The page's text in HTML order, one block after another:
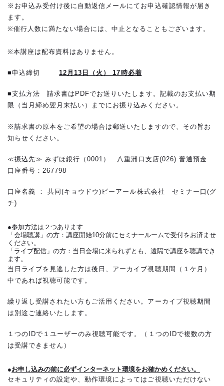
※お申込み受付け後に自動返信メールにてお申込確認情報が届き
ます。
※催行人数に満たない場合には、中止となることもございます。
※本講座は配布資料はありません。
■申込締切12月13日（火） 17時必着
■支払方法 請求書はPDFでお送りいたします。記載のお支払い期
限（当月締め翌月末払い）までにお振り込みください。
※請求書の原本をご希望の場合は郵送いたしますので、その旨お
知らせください。
≪振込先≫ みずほ銀行（0001） 八重洲口支店(026) 普通預金
口座番号：267798
口座名義 ： 共同(キョウドウ)ピーアール株式会社 セミナー口(グ
チ)
●参加方法は２つあります
「会場聴講」の方：講座開始10分前にセミナールームで受付をお済ませ
ください。
「ライブ配信」の方：当日会場に来られずとも、遠隔で講座を聴講でき
ます。
当日ライブを見逃した方は後日、アーカイブ視聴期間（１ケ月）
中であれば視聴可能です。
繰り返し受講されたい方もご活用ください。アーカイブ視聴期間
は別途ご連絡いたします。
１つのIDで１ユーザーのみ視聴可能です。（１つのIDで複数の方
は受講できません）
●お申し込みの前に必ずインターネット環境をお確かめください。
セキュリティの設定や、動作環境によってはご視聴いただけない